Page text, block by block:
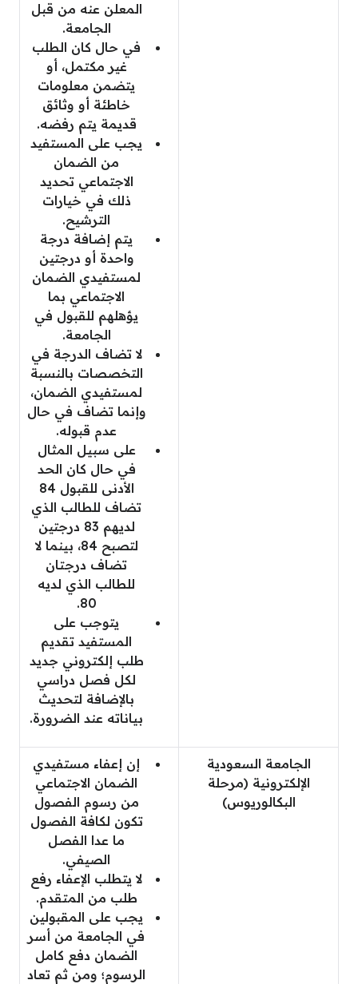
المعلن عنه من قبل
الجامعة.
في حال كان الطلب
غير مكتمل، أو
يتضمن معلومات
خاطئة أو وثائق
قديمة يتم رفضه.
يجب على المستفيد
من الضمان
الاجتماعي تحديد
ذلك في خيارات
الترشيح.
يتم إضافة درجة
واحدة أو درجتين
لمستفيدي الضمان
الاجتماعي بما
يؤهلهم للقبول في
الجامعة.
لا تضاف الدرجة في
التخصصات بالنسبة
لمستفيدي الضمان،
وإنما تضاف في حال
عدم قبوله.
على سبيل المثال
في حال كان الحد
الأدنى للقبول 84
تضاف للطالب الذي
لديهم 83 درجتين
لتصبح 84، بينما لا
تضاف درجتان
للطالب الذي لديه
80.
يتوجب على
المستفيد تقديم
طلب إلكتروني جديد
لكل فصل دراسي
بالإضافة لتحديث
بياناته عند الضرورة.
الجامعة السعودية
الإلكترونية (مرحلة
البكالوريوس)
إن إعفاء مستفيدي
الضمان الاجتماعي
من رسوم الفصول
تكون لكافة الفصول
ما عدا الفصل
الصيفي.
لا يتطلب الإعفاء رفع
طلب من المتقدم.
يجب على المقبولين
في الجامعة من أسر
الضمان دفع كامل
الرسوم؛ ومن ثم تعاد